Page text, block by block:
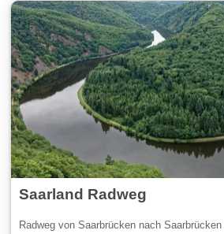
Saarland Radweg
Radweg von Saarbrücken nach